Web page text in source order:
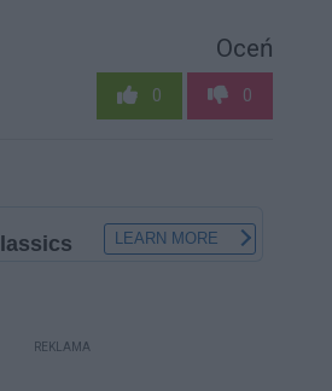
Oceń
0 0
REKLAMA